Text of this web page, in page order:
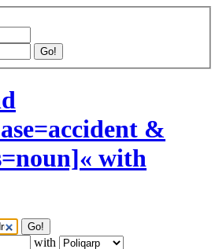
Go!
&
with
Go!
with